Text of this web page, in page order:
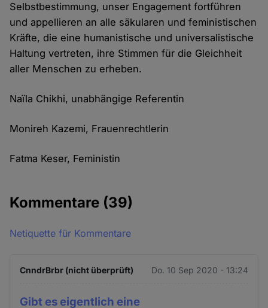
Selbstbestimmung, unser Engagement fortführen
und appellieren an alle säkularen und feministischen
Kräfte, die eine humanistische und universalistische
Haltung vertreten, ihre Stimmen für die Gleichheit
aller Menschen zu erheben.
Naïla Chikhi, unabhängige Referentin
Monireh Kazemi, Frauenrechtlerin
Fatma Keser, Feministin
Kommentare (39)
Netiquette für Kommentare
CnndrBrbr (nicht überprüft) Do. 10 Sep 2020 - 13:24
Gibt es eigentlich eine